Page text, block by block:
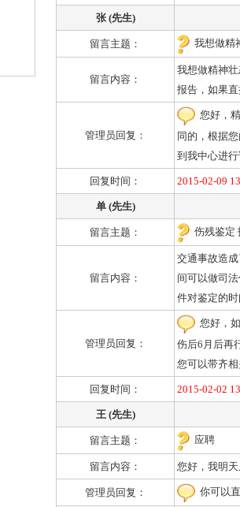
张 (先生)
留言主题： 我想做精
留言内容：
我想做精神
报告，如果
管理员回复：
您好，精
同的，根据
到我中心进行
回复时间： 2015-02-09
单 (先生)
留言主题： 伤残鉴定
留言内容：
交通事故造
间可以做司
件对鉴定的
管理员回复：
您好，如
伤后6月后再
您可以带齐相
回复时间： 2015-02-02
王 (先生)
留言主题： 应聘
留言内容： 您好，我明
管理员回复： 你可以直